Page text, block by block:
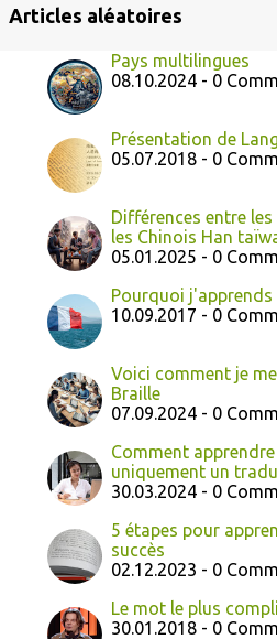
Articles aléatoires
Pays multilingues
08.10.2024 - 0
Présentation de
05.07.2018 - 0
Différences entre
les Chinois Han
05.01.2025 - 0
Pourquoi j'apprends
10.09.2017 - 0
Voici comment je
Braille
07.09.2024 - 0
Comment
uniquement un
30.03.2024 - 0
5 étapes pour
succès
02.12.2023 - 0
Le mot le plus
30.01.2018 - 0